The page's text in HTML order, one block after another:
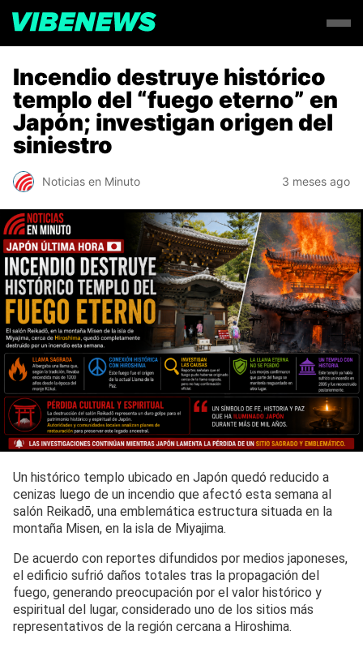
Incendio destruye histórico
templo del “fuego eterno” en
Japón; investigan origen del
siniestro
Noticias en Minuto 3 meses ago
Un histórico templo ubicado en Japón quedó reducido a
cenizas luego de un incendio que afectó esta semana al
salón Reikadō, una emblemática estructura situada en la
montaña Misen, en la isla de Miyajima.
De acuerdo con reportes difundidos por medios japoneses,
el edificio sufrió daños totales tras la propagación del
fuego, generando preocupación por el valor histórico y
espiritual del lugar, considerado uno de los sitios más
representativos de la región cercana a Hiroshima.